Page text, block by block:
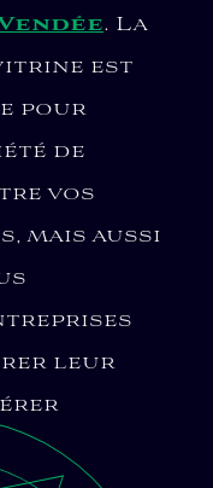
. La
est
pour
de
vos
mais aussi
leur